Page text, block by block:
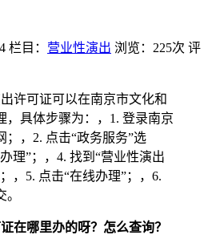
栏目： 营业性演出 浏览：225次 评
许可证可以在南京市文化和
，具体步骤为：，1. 登录南京
；，2. 点击“政务服务”选
理”；，4. 找到“营业性演出
，5. 点击“在线办理”；，6.
在哪里办的呀？怎么查询？